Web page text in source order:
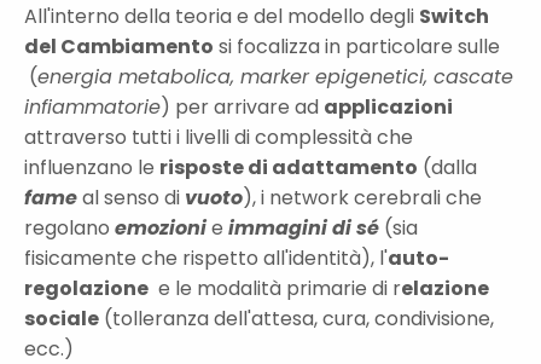
All'interno della teoria e del modello degli Switch
del Cambiamento si focalizza in particolare sulle
(energia metabolica, marker epigenetici, cascate
infiammatorie) per arrivare ad applicazioni
attraverso tutti i livelli di complessità che
influenzano le risposte di adattamento (dalla
fameal senso di vuoto), i network cerebrali che
regolano emozionie immagini di sé (sia
fisicamente che rispetto all'identità), l'auto-
regolazione e le modalità primarie di relazione
sociale (tolleranza dell'attesa, cura, condivisione,
ecc.)